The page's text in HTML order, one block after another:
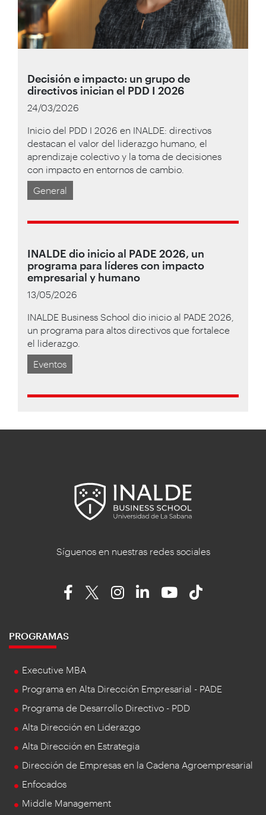
Decisión e impacto: un grupo de
directivos inician el PDD I 2026
24/03/2026
Inicio del PDD I 2026 en INALDE: directivos
destacan el valor del liderazgo humano, el
aprendizaje colectivo y la toma de decisiones
con impacto en entornos de cambio.
General
INALDE dio inicio al PADE 2026, un
programa para líderes con impacto
empresarial y humano
13/05/2026
INALDE Business School dio inicio al PADE 2026,
un programa para altos directivos que fortalece
el liderazgo.
Eventos
Síguenos en nuestras redes sociales
PROGRAMAS
Executive MBA
Programa en Alta Dirección Empresarial - PADE
Programa de Desarrollo Directivo - PDD
Alta Dirección en Liderazgo
Alta Dirección en Estrategia
Dirección de Empresas en la Cadena Agroempresarial
Enfocados
Middle Management